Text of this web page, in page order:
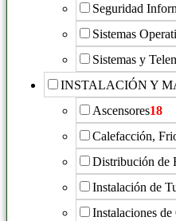
Seguridad
Sistemas
Sistemas y
INSTALACIÓN Y
Ascensores18
Calefacción,
Distribución de
Instalación de
Instalaciones de